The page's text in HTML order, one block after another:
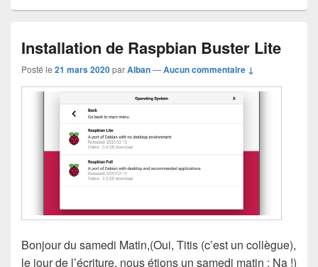
Installation de Raspbian Buster Lite
Posté le 21 mars 2020parAlban—Aucun commentaire ↓
Bonjour du samedi Matin,(Oui, Titis (c’est un collègue),
le jour de l’écriture, nous étions un samedi matin ; Na !)